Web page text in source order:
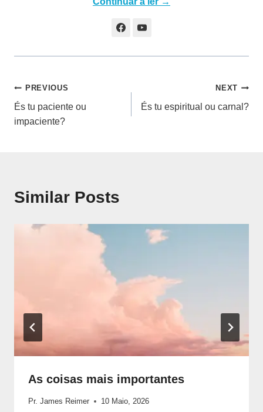
Navegação
de
PREVIOUS
És tu paciente ou
impaciente?
NEXT
És tu espiritual ou carnal?
Similar Posts
As coisas mais importantes
Pr. James Reimer 10 Maio, 2026